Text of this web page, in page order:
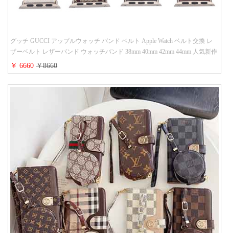
グッチ GUCCI アップルウォッチ バンド ベルト Apple Watch ベルト交換 レ
ザーベルト レザーバンド ウォッチバンド 38mm 40mm 42mm 44mm 人気新作
￥ 6660￥8660